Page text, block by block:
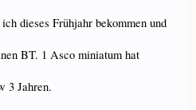
dieses Frühjahr bekommen und
BT. 1 Asco miniatum hat
3 Jahren.